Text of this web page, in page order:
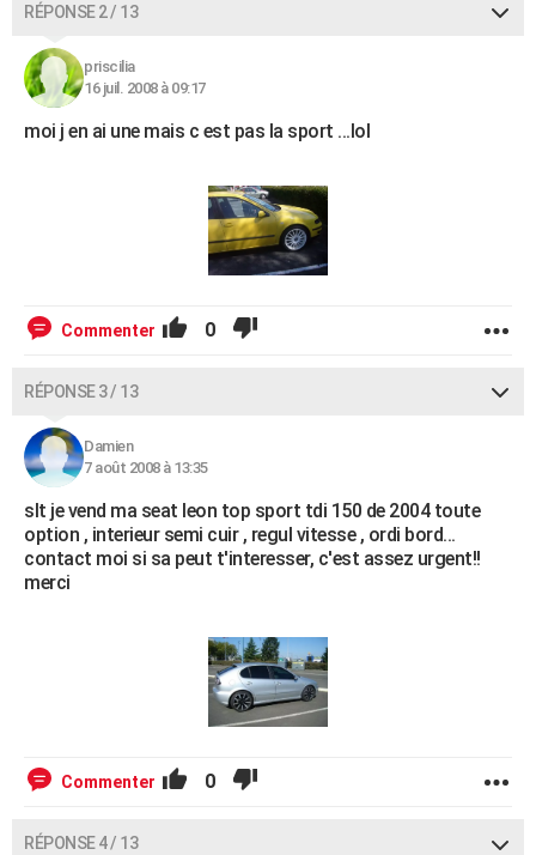
RÉPONSE 2 / 13
priscilia
16 juil. 2008 à 09:17
moi j en ai une mais c est pas la sport ...lol
Commenter 0
RÉPONSE 3 / 13
Damien
7 août 2008 à 13:35
slt je vend ma seat leon top sport tdi 150 de 2004 toute
option , interieur semi cuir , regul vitesse , ordi bord...
contact moi si sa peut t'interesser, c'est assez urgent!!
merci
Commenter 0
RÉPONSE 4 / 13